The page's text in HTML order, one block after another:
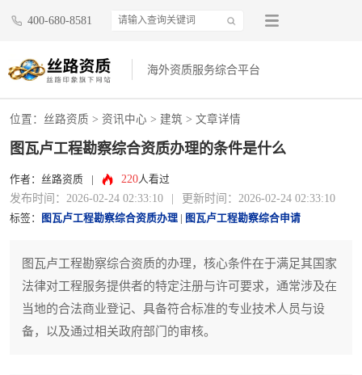
400-680-8581
海外资质服务综合平台
位置： 丝路资质 > 资讯中心 > 建筑 > 文章详情
图瓦卢工程勘察综合资质办理的条件是什么
作者：丝路资质 220人看过
发布时间：2026-02-24 02:33:10 更新时间：2026-02-24 02:33:10
标签： 图瓦卢工程勘察综合资质办理 图瓦卢工程勘察综合申请
图瓦卢工程勘察综合资质的办理，核心条件在于满足其国家
法律对工程服务提供者的特定注册与许可要求，通常涉及在
当地的合法商业登记、具备符合标准的专业技术人员与设
备，以及通过相关政府部门的审核。